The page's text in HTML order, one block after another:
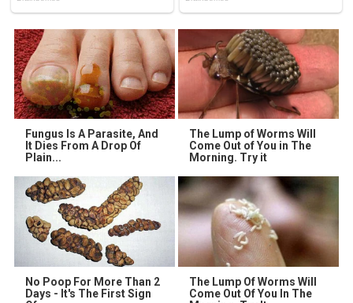
Fungus Is A Parasite, And
It Dies From A Drop Of
Plain...
The Lump of Worms Will
Come Out of You in The
Morning. Try it
No Poop For More Than 2
Days - It's The First Sign
The Lump Of Worms Will
Come Out Of You In The